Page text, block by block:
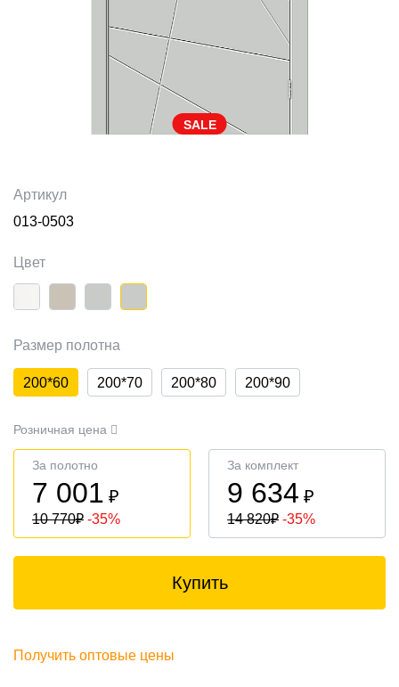
SALE
Артикул
013-0503
Цвет
Размер полотна
200*60 200*70 200*80 200*90
Розничная цена
За полотно
7 001 ₽
10 770₽ -35%
За комплект
9 634 ₽
14 820₽ -35%
Купить
Получить оптовые цены